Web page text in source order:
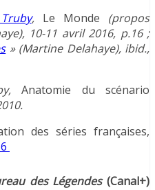
, Le Monde (propos
10-11 avril 2016, p.16 ;
» (Martine Delahaye), ibid.,
Anatomie du scénario
des séries françaises,
des Légendes(Canal+)